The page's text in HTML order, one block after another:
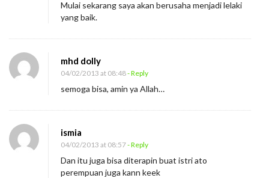
Mulai sekarang saya akan berusaha menjadi lelaki
yang baik.
mhd dolly
04/02/2013 at 08:48- Reply
semoga bisa, amin ya Allah…
ismia
04/02/2013 at 08:57- Reply
Dan itu juga bisa diterapin buat istri ato
perempuan juga kann keek